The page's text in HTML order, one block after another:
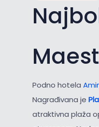
Podno hotela
Nagrađivana je
atraktivna plaža